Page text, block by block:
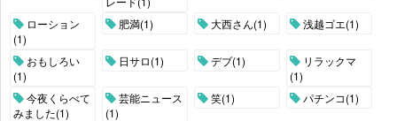
ローション
(1)
肥満(1) 大西さん(1) 浅越ゴエ(1)
おもしろい
(1)
日サロ(1) デブ(1)
リラックマ
(1)
今夜くらべて
みました(1)
芸能ニュース
(1)
笑(1) パチンコ(1)